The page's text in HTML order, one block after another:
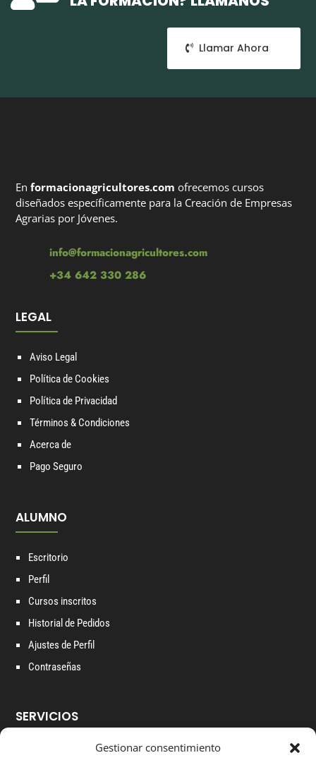
Gestionar consentimiento
Llamar Ahora
Enformacionagricultores.com ofrecemos cursos
diseñados específicamente para la Creación de Empresas
Agrarias por Jóvenes.
info@formacionagricultores.com
+34 642 330 286
LEGAL
Aviso Legal
Política de Cookies
Política de Privacidad
Términos & Condiciones
Acerca de
Pago Seguro
ALUMNO
Escritorio
Perfil
Cursos inscritos
Historial de Pedidos
Ajustes de Perfil
Contraseñas
SERVICIOS